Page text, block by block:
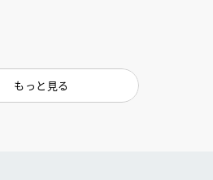
もっと見る
ブ配信中】講談社絵本新
者が語る「絵本創作実践
2025-10-31